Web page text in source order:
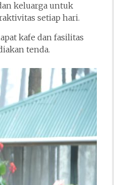
keluarga untuk
setiap hari.
kafe dan fasilitas
tenda.